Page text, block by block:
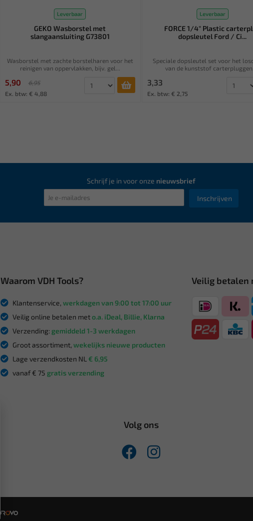
Leverbaar
GEKO Wasborstel met
slangaansluiting G73801
Wasborstel met zachte borstelharen voor het
reinigen van oppervlakken, bijv. gel...
5,90
6,95
Ex. btw: € 4,88
Leverbaar
FORCE 1/4" Plastic
dopsleutel Ford / Ci...
Speciale dopsleutel set voor het
van de kunststof carterpluggen.
3,33
Ex. btw: € 2,75
Schrijf je in voor onze nieuwsbrief
Inschrijven
Waarom VDH Tools?
Klantenservice, werkdagen van 9:00 tot 17:00 uur
Veilig online betalen meto.a. iDeal, Billie, Klarna
Verzending: gemiddeld 1-3 werkdagen
Groot assortiment, wekelijks nieuwe producten
Lage verzendkosten NL € 6,95
vanaf € 75 gratis verzending
Veilig betalen
Volg ons